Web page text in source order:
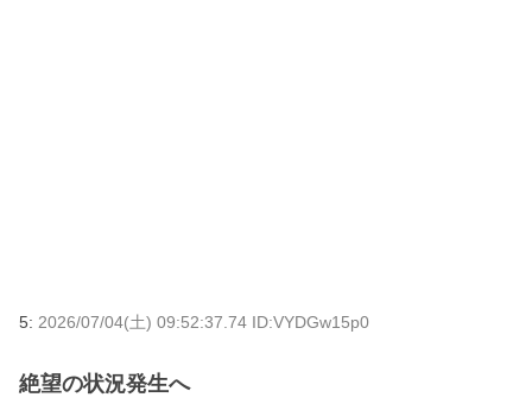
5: 2026/07/04(土) 09:52:37.74 ID:VYDGw15p0
絶望の状況発生へ